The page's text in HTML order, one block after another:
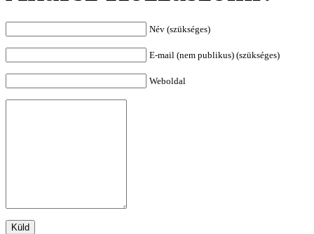
Név (szükséges)
E-mail (nem publikus) (szükséges)
Weboldal